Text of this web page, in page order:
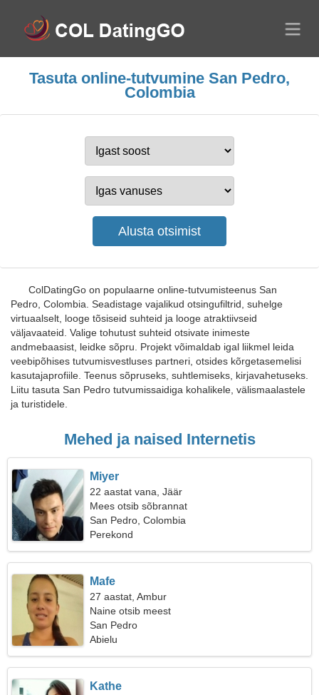
Tasuta online-tutvumine San Pedro,
Colombia
ColDatingGo on populaarne online-tutvumisteenus San
Pedro, Colombia. Seadistage vajalikud otsingufiltrid, suhelge
virtuaalselt, looge tõsiseid suhteid ja looge atraktiivseid
väljavaateid. Valige tohutust suhteid otsivate inimeste
andmebaasist, leidke sõpru. Projekt võimaldab igal liikmel leida
veebipõhises tutvumisvestluses partneri, otsides kõrgetasemelisi
kasutajaprofiile. Teenus sõpruseks, suhtlemiseks, kirjavahetuseks.
Liitu tasuta San Pedro tutvumissaidiga kohalikele, välismaalastele
ja turistidele.
Mehed ja naised Internetis
Miyer
22 aastat vana, Jäär
Mees otsib sõbrannat
San Pedro, Colombia
Perekond
Mafe
27 aastat, Ambur
Naine otsib meest
San Pedro
Abielu
Kathe